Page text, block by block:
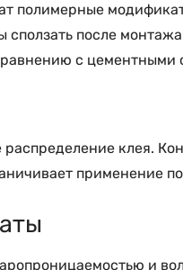
полимерные
сползать после
с цементными
клея.
применение
и